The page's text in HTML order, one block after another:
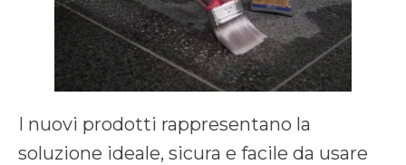
I nuovi prodotti rappresentano la
soluzione ideale, sicura e facile da usare